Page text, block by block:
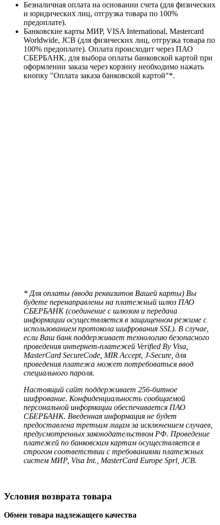
Безналичная оплата на основании счета (для физических
и юридических лиц, отгрузка товара по 100%
предоплате).
Банковские карты МИР, VISA International, Mastercard
Worldwide, JCB (для физических лиц, отгрузка товара по
100% предоплате). Оплата происходит через ПАО
СБЕРБАНК, для выбора оплаты банковской картой при
оформлении заказа через корзину необходимо нажать
кнопку "Оплата заказа банковской картой"*.
* Для оплаты (ввода реквизитов Вашей карты) Вы
будете перенаправлены на платежный шлюз ПАО
СБЕРБАНК (соединение с шлюзом и передача
информации осуществляется в защищенном режиме с
использованием протокола шифрования SSL). В случае,
если Ваш банк поддерживает технологию безопасного
проведения интернет-платежей Verified By Visa,
MasterCard SecureCode, MIR Accept, J-Secure, для
проведения платежа может потребоваться ввод
специального пароля.
Настоящий сайт поддерживает 256-битное
шифрование. Конфиденциальность сообщаемой
персональной информации обеспечивается ПАО
СБЕРБАНК. Введенная информация не будет
предоставлена третьим лицам за исключением случаев,
предусмотренных законодательством РФ. Проведение
платежей по банковским картам осуществляется в
строгом соответствии с требованиями платежных
систем МИР, Visa Int., MasterCard Europe Sprl, JCB.
Условия возврата товара
Обмен товара надлежащего качества